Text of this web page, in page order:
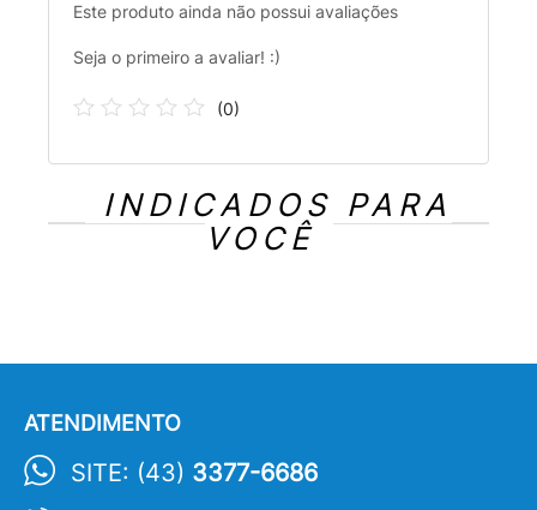
Este produto ainda não possui avaliações
Seja o primeiro a avaliar! :)
(0)
INDICADOS PARA
VOCÊ
ATENDIMENTO
SITE: (43) 3377-6686